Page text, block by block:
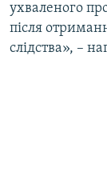
ухваленого
після
слідства», –